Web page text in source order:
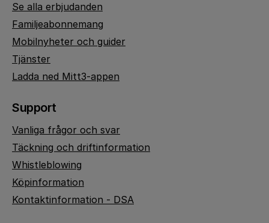
Se alla erbjudanden
Familjeabonnemang
Mobilnyheter och guider
Tjänster
Ladda ned Mitt3-appen
Support
Vanliga frågor och svar
Täckning och driftinformation
Whistleblowing
Köpinformation
Kontaktinformation - DSA